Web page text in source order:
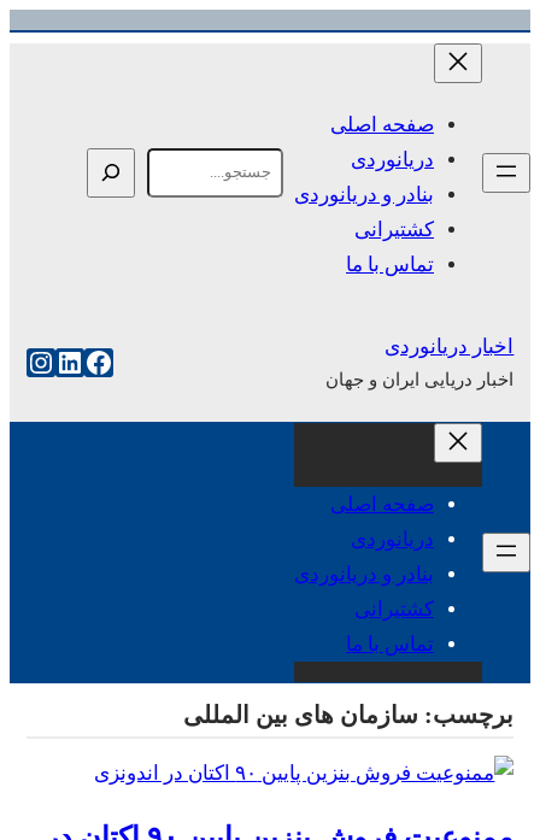
رفتن
صفحه اصلی
دریانوردی
بنادر و دریانوردی
کشتیرانی
تماس با ما
اخبار دریانوردی
اخبار دریایی ایران و جهان
فیس‌بوک
صفحه اصلی
دریانوردی
بنادر و دریانوردی
کشتیرانی
تماس با ما
برچسب: سازمان های بین المللی